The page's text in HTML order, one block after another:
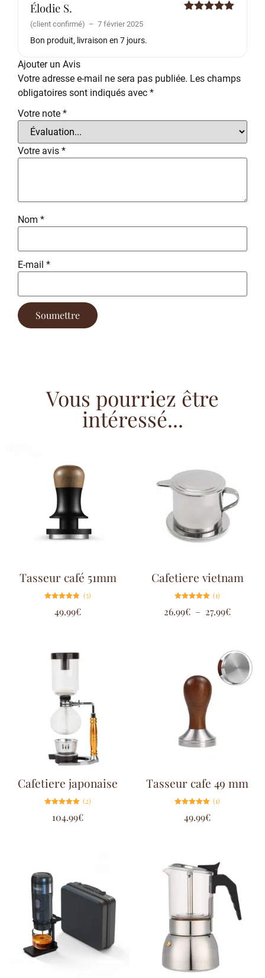
Élodie S.
(client confirmé) – 7 février 2025
Bon produit, livraison en 7 jours.
Ajouter un Avis
Votre adresse e-mail ne sera pas publiée. Les champs
obligatoires sont indiqués avec *
Votre note *
Votre avis *
Nom *
E-mail *
Vous pourriez être
intéressé...
Tasseur café 51mm
4.80
sur 5
(5)
49.99€
Cafetiere vietnam
5.00
sur 5
(1)
26.99€ – 27.99€
Cafetiere japonaise
5.00
sur 5
(2)
104.99€
Tasseur cafe 49 mm
5.00
sur 5
(1)
49.99€